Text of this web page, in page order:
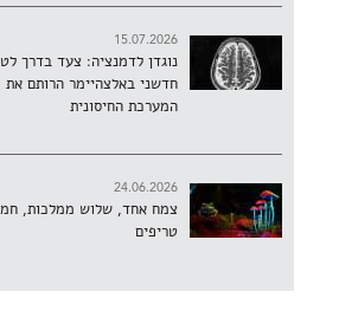
15.07.2026
נוגדן לדמנציה: צעד בדרך
חדשני באלצהיימר הרותם את
המערכת החיסונית
24.06.2026
צמח אחד, שלוש ממלכות,
טריפים